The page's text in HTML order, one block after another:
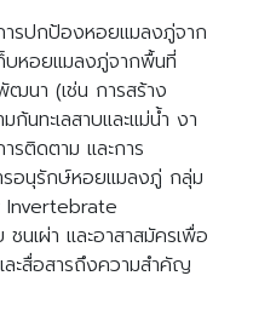
Search
ารปกป้องหอยแมลงภู่จาก
บหอยแมลงภู่จากพื้นที่
ฒนา (เช่น การสร้าง
ก้นทะเลสาบและแม่น้ำ งา
ติดตาม และการ
อนุรักษ์หอยแมลงภู่ กลุ่ม
เผ่า และอาสาสมัครเพื่อ
ะสื่อสารถึงความสำคัญ